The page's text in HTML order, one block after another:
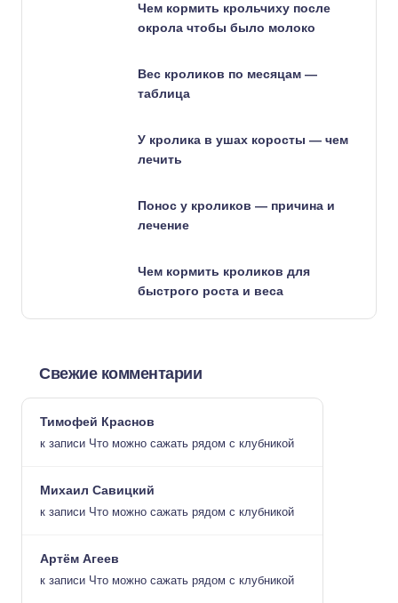
Чем кормить крольчиху после
окрола чтобы было молоко
Вес кроликов по месяцам —
таблица
У кролика в ушах коросты — чем
лечить
Понос у кроликов — причина и
лечение
Чем кормить кроликов для
быстрого роста и веса
Свежие комментарии
Тимофей Краснов
к записи Что можно сажать рядом с клубникой
Михаил Савицкий
к записи Что можно сажать рядом с клубникой
Артём Агеев
к записи Что можно сажать рядом с клубникой